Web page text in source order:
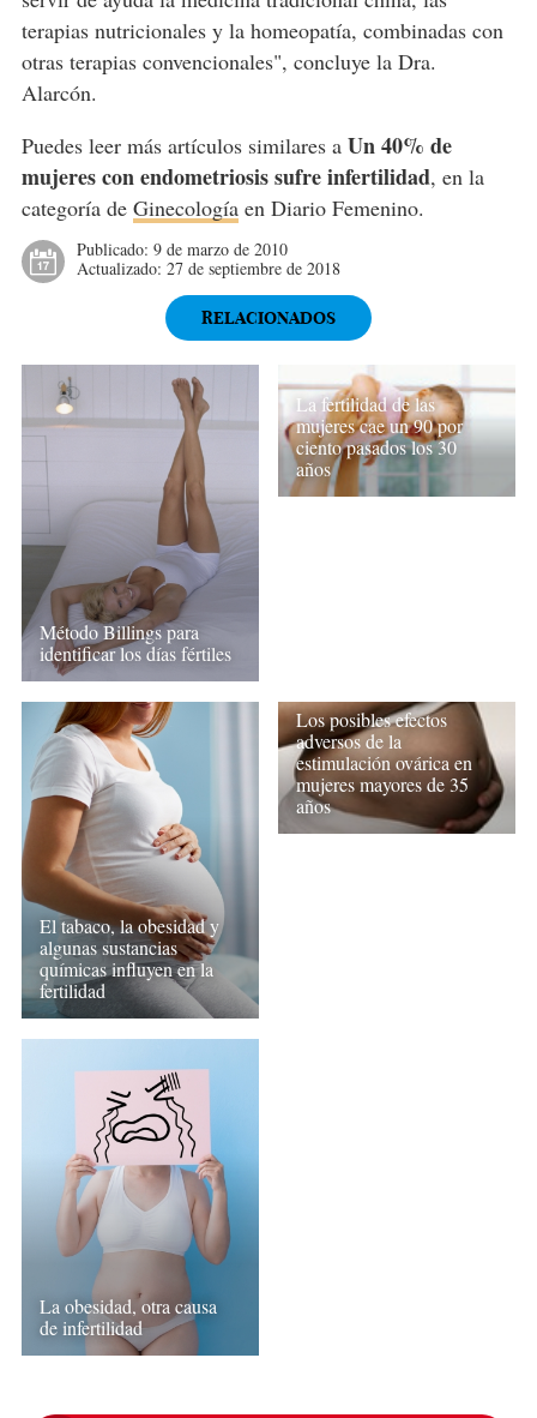
terapias nutricionales y la homeopatía, combinadas con
otras terapias convencionales", concluye la Dra.
Alarcón.
Puedes leer más artículos similares a Un 40% de
mujeres con endometriosis sufre infertilidad, en la
categoría de Ginecologíaen Diario Femenino.
Publicado: 9 de marzo de 2010
Actualizado: 27 de septiembre de 2018
RELACIONADOS
Método Billings para
identificar los días fértiles
La fertilidad de las
mujeres cae un 90 por
ciento pasados los 30
años
El tabaco, la obesidad y
algunas sustancias
químicas influyen en la
fertilidad
Los posibles efectos
adversos de la
estimulación ovárica en
mujeres mayores de 35
años
La obesidad, otra causa
de infertilidad